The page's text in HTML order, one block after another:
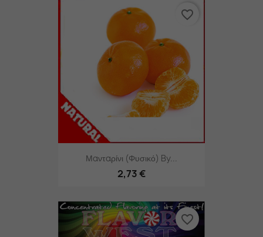
Μανταρίνι (φυσικό) By...
2,73 €
favorite_border
favorite_border